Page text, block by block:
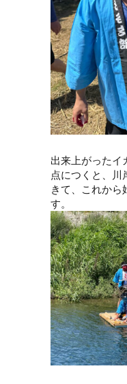
出来上がったイ
点につくと、川
きて、これから
す。